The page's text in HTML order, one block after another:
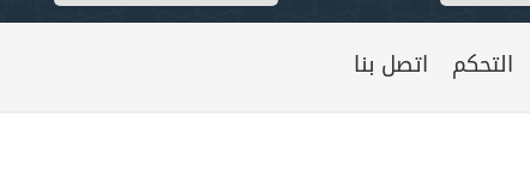
التحكم اتصل بنا